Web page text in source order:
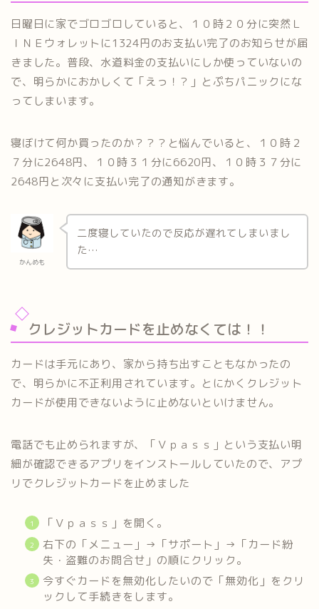
日曜日に家でゴロゴロしていると、１０時２０分に突然Ｌ
ＩＮＥウォレットに1324円のお支払い完了のお知らせが届
きました。普段、水道料金の支払いにしか使っていないの
で、明らかにおかしくて「えっ！？」とぷちパニックにな
ってしまいます。
寝ぼけて何か買ったのか？？？と悩んでいると、１０時２
７分に2648円、１０時３１分に6620円、１０時３７分に
2648円と次々に支払い完了の通知がきます。
かんめも
二度寝していたので反応が遅れてしまいまし
た…
クレジットカードを止めなくては！！
カードは手元にあり、家から持ち出すこともなかったの
で、明らかに不正利用されています。とにかくクレジット
カードが使用できないように止めないといけません。
電話でも止められますが、「Ｖｐａｓｓ」という支払い明
細が確認できるアプリをインストールしていたので、アプ
リでクレジットカードを止めました
「Ｖｐａｓｓ」を開く。
右下の「メニュー」→「サポート」→「カード紛
失・盗難のお問合せ」の順にクリック。
今すぐカードを無効化したいので「無効化」をクリ
ックして手続きをします。